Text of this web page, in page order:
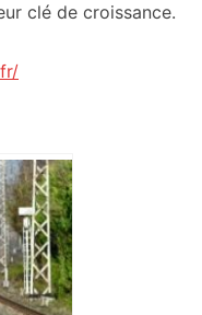
clé de croissance.